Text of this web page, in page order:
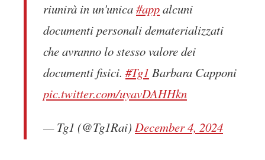
riunirà in un'unica#appalcuni
documenti personali dematerializzati
che avranno lo stesso valore dei
documenti fisici. #Tg1 Barbara Capponi
pic.twitter.com/uyavDAHHkn
— Tg1 (@Tg1Rai) December 4, 2024